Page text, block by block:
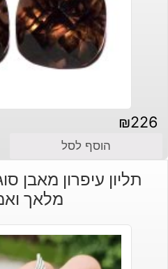
₪226
הוסף לסל
תליון עיפרון מאבן
מלאך